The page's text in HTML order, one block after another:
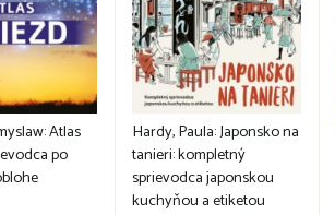
Atlas
po
Hardy, Paula: Japonsko na
tanieri: kompletný
sprievodca japonskou
kuchyňou a etiketou